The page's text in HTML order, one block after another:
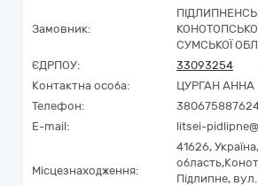
Замовник:
СУМСЬКОЇ
ЄДРПОУ:
33093254
Контактна особа:
ЦУРГАН АННА
Телефон:
E-mail:
litsei-
Місцезнаходження:
41626, Україна,
область,
Підлипне,